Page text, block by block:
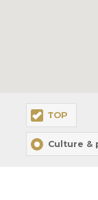
TOP
Culture &